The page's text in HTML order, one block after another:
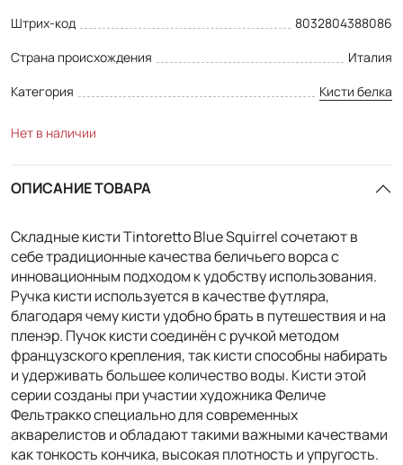
Штрих-код
8032804388086
Страна происхождения
Италия
Категория
Кисти белка
Нет в наличии
ОПИСАНИЕ ТОВАРА
Складные кисти Tintoretto Blue Squirrel сочетают в
себе традиционные качества беличьего ворса с
инновационным подходом к удобству использования.
Ручка кисти используется в качестве футляра,
благодаря чему кисти удобно брать в путешествия и на
пленэр. Пучок кисти соединён с ручкой методом
французского крепления, так кисти способны набирать
и удерживать большее количество воды. Кисти этой
серии созданы при участии художника Феличе
Фельтракко специально для современных
акварелистов и обладают такими важными качествами
как тонкость кончика, высокая плотность и упругость.